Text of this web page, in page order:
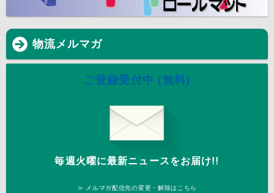
物流メルマガ
ご登録受付中 (無料)
毎週火曜に最新ニュースをお届け!!
≫ メルマガ配信先の変更・解除はこちら